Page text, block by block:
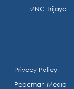
MNC Trijaya
Privacy Policy
Pedoman Media